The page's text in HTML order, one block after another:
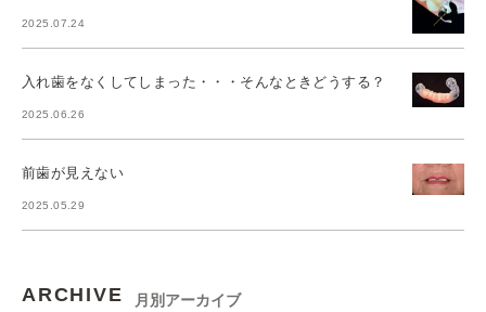
2025.07.24
入れ歯をなくしてしまった・・・そんなときどうする？
2025.06.26
前歯が見えない
2025.05.29
ARCHIVE 月別アーカイブ